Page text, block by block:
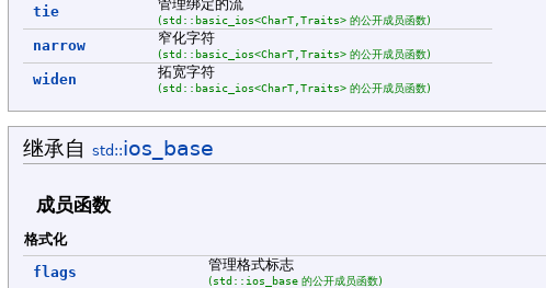
tie 管理绑定的流
(std::basic_ios<CharT,Traits> 的公开成员函数)
narrow 窄化字符
(std::basic_ios<CharT,Traits> 的公开成员函数)
widen 拓宽字符
(std::basic_ios<CharT,Traits> 的公开成员函数)
继承自 std::ios_base
成员函数
格式化
flags
管理格式标志
(std::ios_base 的公开成员函数)